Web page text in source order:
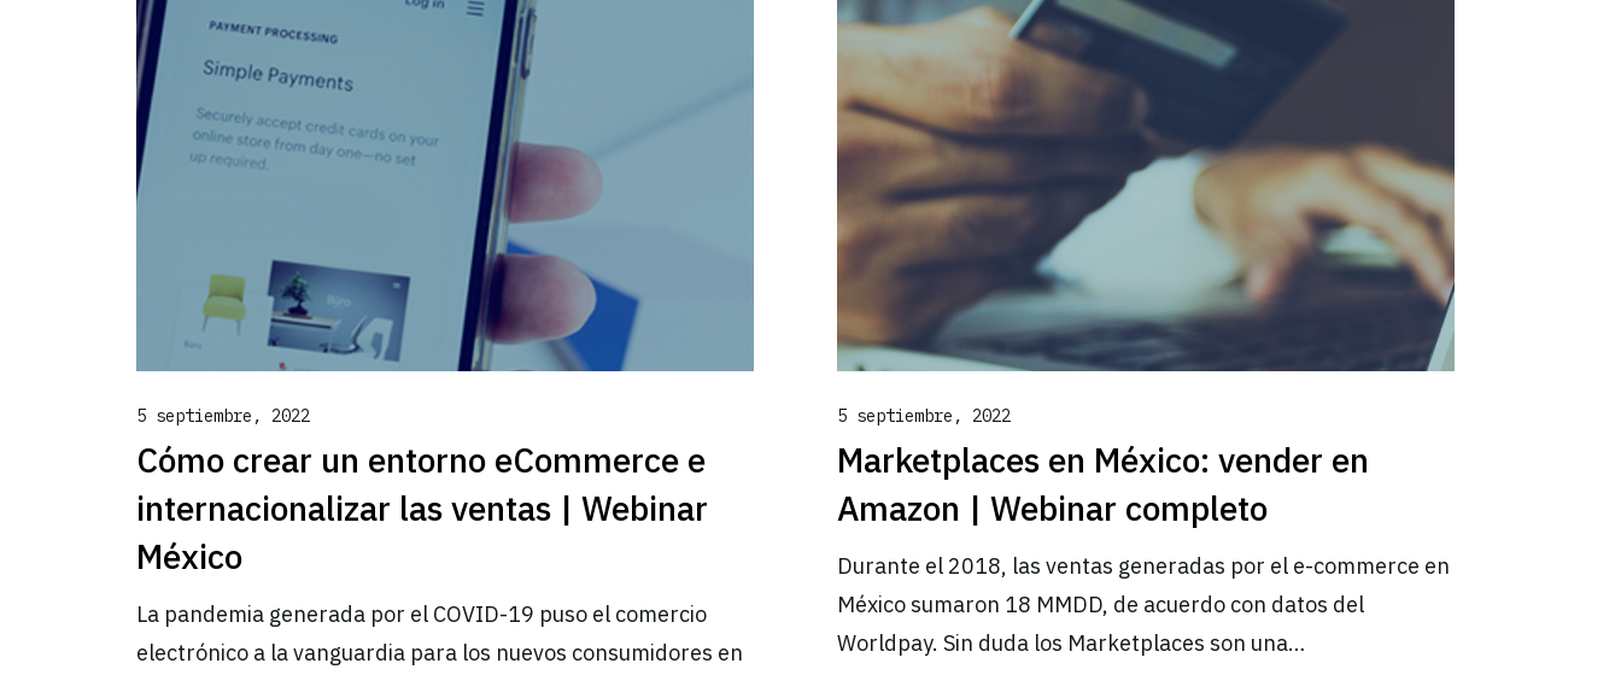
Hit enter to search or ESC to close
5 septiembre, 2022
Cómo crear un entorno eCommerce e
internacionalizar las ventas | Webinar
México
La pandemia generada por el COVID-19 puso el comercio
electrónico a la vanguardia para los nuevos consumidores en
5 septiembre, 2022
Marketplaces en México: vender en
Amazon | Webinar completo
Durante el 2018, las ventas generadas por el e-commerce en
México sumaron 18 MMDD, de acuerdo con datos del
Worldpay. Sin duda los Marketplaces son una…